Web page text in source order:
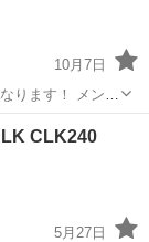
10月7日
ります！ メンテ
！ 車検31
CLK240
5月27日